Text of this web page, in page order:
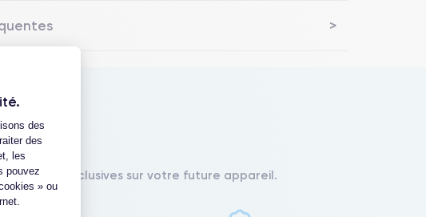
: Personnalisez vos Options
des
des
les
pouvez
» ou
exclusives sur votre future appareil.